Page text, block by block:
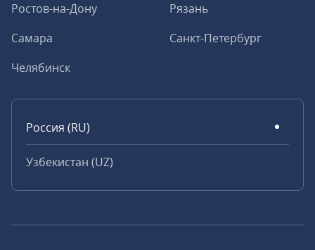
Ростов-на-Дону
Рязань
Самара
Санкт-Петербург
Челябинск
Россия (RU)
Узбекистан (UZ)